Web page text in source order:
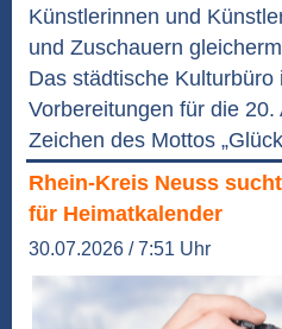
Künstlerinnen und
und Zuschauern
Das städtische
Vorbereitungen für die
Zeichen des Mottos
Rhein-Kreis Neuss
für Heimatkalender
30.07.2026 / 7:51 Uhr